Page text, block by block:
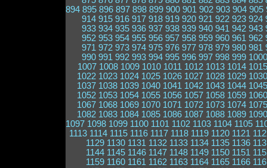
894 895 896 897 898 899 900 901 902 903 904 905
914 915 916 917 918 919 920 921 922 923 924
933 934 935 936 937 938 939 940 941 942 943
952 953 954 955 956 957 958 959 960 961 962
971 972 973 974 975 976 977 978 979 980 981
990 991 992 993 994 995 996 997 998 999 1000
1007 1008 1009 1010 1011 1012 1013 1014 1015
1022 1023 1024 1025 1026 1027 1028 1029 1030
1037 1038 1039 1040 1041 1042 1043 1044 1045
1052 1053 1054 1055 1056 1057 1058 1059 1060
1067 1068 1069 1070 1071 1072 1073 1074 1075
1082 1083 1084 1085 1086 1087 1088 1089 1090
1097 1098 1099 1100 1101 1102 1103 1104 1105
1113 1114 1115 1116 1117 1118 1119 1120 1121
1129 1130 1131 1132 1133 1134 1135 1136
1144 1145 1146 1147 1148 1149 1150 1151
1159 1160 1161 1162 1163 1164 1165 1166